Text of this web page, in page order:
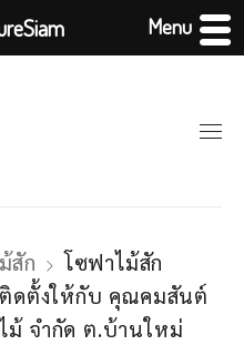
สัก
โซฟาไม้สัก
ดตั้งให้กับ คุณคมสันต์
จำกัด ต.บ้านใหม่
Menu